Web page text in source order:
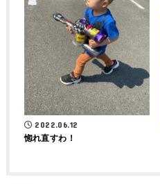
2022.06.12
惚れ直すわ！